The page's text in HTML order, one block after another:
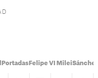
PortadasFelipe VI Milei